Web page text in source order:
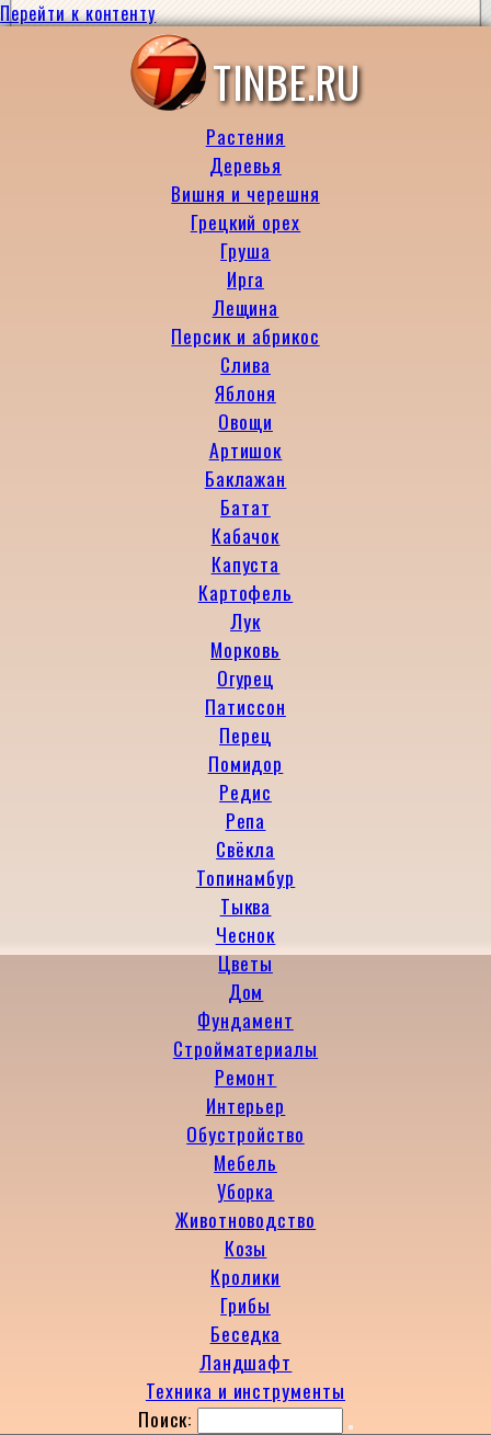
Перейти к контенту
TINBE.RU
Растения
Деревья
Вишня и черешня
Грецкий орех
Груша
Ирга
Лещина
Персик и абрикос
Слива
Яблоня
Овощи
Артишок
Баклажан
Батат
Кабачок
Капуста
Картофель
Лук
Морковь
Огурец
Патиссон
Перец
Помидор
Редис
Репа
Свёкла
Топинамбур
Тыква
Чеснок
Цветы
Дом
Фундамент
Стройматериалы
Ремонт
Интерьер
Обустройство
Мебель
Уборка
Животноводство
Козы
Кролики
Грибы
Беседка
Ландшафт
Техника и инструменты
Поиск: